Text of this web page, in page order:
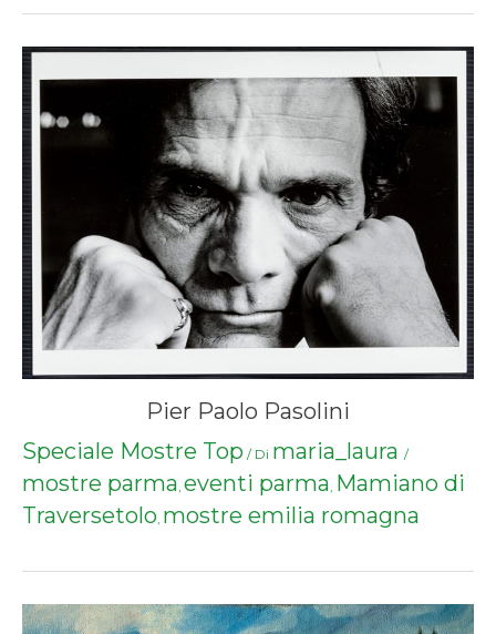
Pier Paolo Pasolini
Speciale Mostre Top / Di maria_laura /
mostre parma, eventi parma, Mamiano di
Traversetolo, mostre emilia romagna